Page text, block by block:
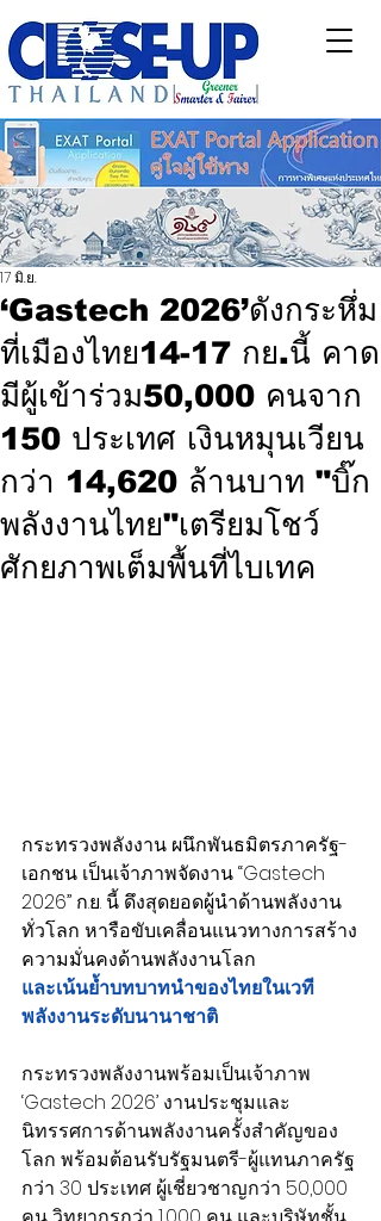
‘Gastech 2026’ดังกระหึ่ม
ที่เมืองไทย14-17 กย.นี้ คาด
มีผู้เข้าร่วม50,000 คนจาก
150 ประเทศ เงินหมุนเวียน
กว่า 14,620 ล้านบาท "บิ๊ก
พลังงานไทย"เตรียมโชว์
ศักยภาพเต็มพื้นที่ไบเทค
17 มิ.ย.
กระทรวงพลังงาน ผนึกพันธมิตรภาครัฐ-
เอกชน เป็นเจ้าภาพจัดงาน “Gastech
2026” ก.ย. นี้ ดึงสุดยอดผู้นำด้านพลังงาน
ทั่วโลก หารือขับเคลื่อนแนวทางการสร้าง
ความมั่นคงด้านพลังงานโลก
และเน้นย้ำบทบาทนำของไทยในเวที
พลังงานระดับนานาชาติ
กระทรวงพลังงานพร้อมเป็นเจ้าภาพ
‘Gastech 2026’ งานประชุมและ
นิทรรศการด้านพลังงานครั้งสำคัญของ
โลก พร้อมต้อนรับรัฐมนตรี-ผู้แทนภาครัฐ
กว่า 30 ประเทศ ผู้เชี่ยวชาญกว่า 50,000